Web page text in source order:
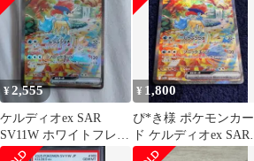
¥2,555
ケルディオex SAR
SV11W ホワイトフレア
169/086
¥ 1,800
ぴ*き様 ポケモンカー
ド ケルディオex SAR
SV11W ホワイフレア